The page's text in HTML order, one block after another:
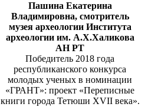
Пашина Екатерина
Владимировна, смотритель
музея археологии Института
археологии им. А.Х.Халикова
АН РТ
Победитель 2018 года
республиканского конкурса
молодых ученых в номинации
«ГРАНТ»: проект «Переписные
книги города Тетюши XVII века».